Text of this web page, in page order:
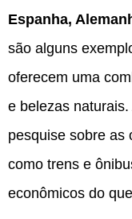
Espanha,
são alguns
oferecem uma
e belezas
pesquise sobre as
como trens e
econômicos do